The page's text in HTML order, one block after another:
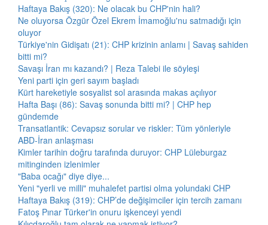
Haftaya Bakış (320): Ne olacak bu CHP'nin hali?
Ne oluyorsa Özgür Özel Ekrem İmamoğlu'nu satmadığı için
oluyor
Türkiye'nin Gidişatı (21): CHP krizinin anlamı | Savaş sahiden
bitti mi?
Savaşı İran mı kazandı? | Reza Talebi ile söyleşi
Yeni parti için geri sayım başladı
Kürt hareketiyle sosyalist sol arasında makas açılıyor
Hafta Başı (86): Savaş sonunda bitti mi? | CHP hep
gündemde
Transatlantik: Cevapsız sorular ve riskler: Tüm yönleriyle
ABD-İran anlaşması
Kimler tarihin doğru tarafında duruyor: CHP Lüleburgaz
mitinginden izlenimler
"Baba ocağı" diye diye...
Yeni "yerli ve milli" muhalefet partisi olma yolundaki CHP
Haftaya Bakış (319): CHP’de değişimciler için tercih zamanı
Fatoş Pınar Türker'in onuru işkenceyi yendi